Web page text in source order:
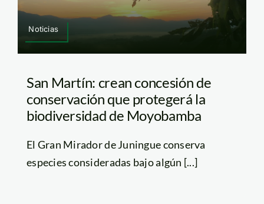
Noticias
San Martín: crean concesión de
conservación que protegerá la
biodiversidad de Moyobamba
El Gran Mirador de Juningue conserva
especies consideradas bajo algún [...]